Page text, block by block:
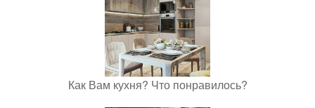
Как Вам кухня? Что понравилось?